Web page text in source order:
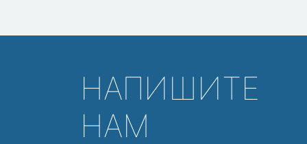
НАПИШИТЕ
НАМ